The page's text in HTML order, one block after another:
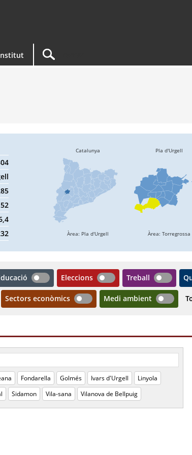
Eleccions Treball
Sectors econòmics Medi ambient
Fondarella Golmés Ivars d'Urgell
Linyola
Sidamon Vila-sana Vilanova de Bellpuig